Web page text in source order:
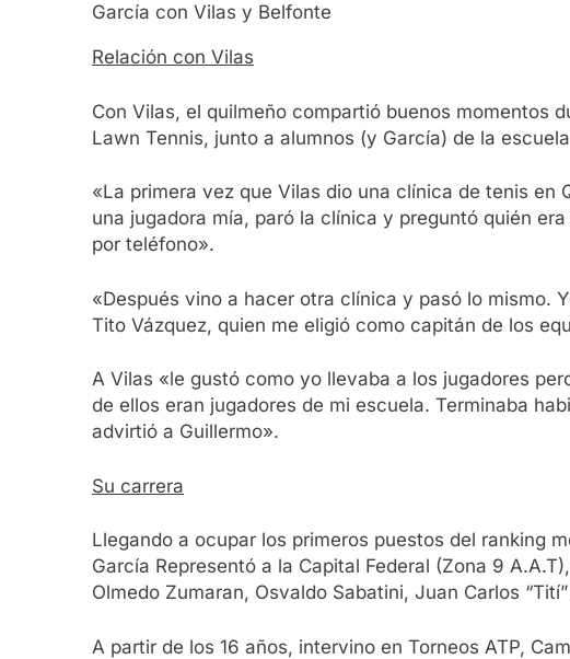
García con Vilas y Belfonte
Relación con Vilas
Con Vilas, el quilmeño compartió buenos momentos
Lawn Tennis, junto a alumnos (y García) de la
«La primera vez que Vilas dio una clínica de tenis
una jugadora mía, paró la clínica y preguntó quién
por teléfono».
«Después vino a hacer otra clínica y pasó lo mismo.
Tito Vázquez, quien me eligió como capitán de los
A Vilas «le gustó como yo llevaba a los jugadores
de ellos eran jugadores de mi escuela. Terminaba
advirtió a Guillermo».
Su carrera
Llegando a ocupar los primeros puestos del ranking
García Representó a la Capital Federal (Zona 9
Olmedo Zumaran, Osvaldo Sabatini, Juan Carlos
A partir de los 16 años, intervino en Torneos ATP,